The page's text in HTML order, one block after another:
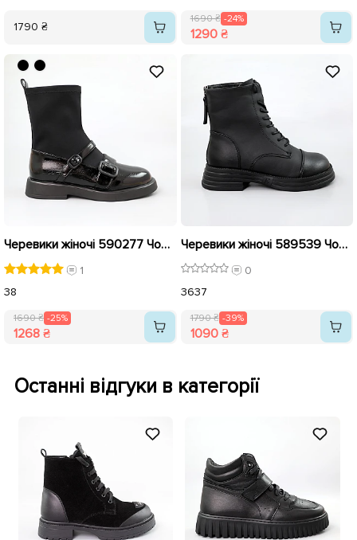
1790 ₴
1690 ₴ -24%
1290 ₴
Черевики жіночі 590277 Чорні розпродаж
1
38
1690 ₴ -25%
1268 ₴
Черевики жіночі 589539 Чорні розпродаж
0
3637
1790 ₴ -39%
1090 ₴
Останні відгуки в категорії